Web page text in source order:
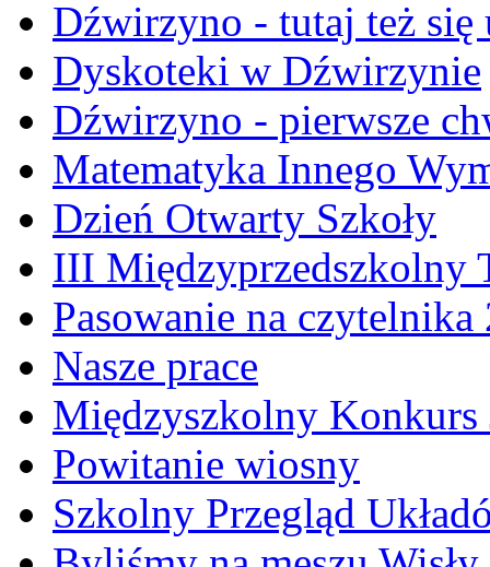
Dźwirzyno - tutaj też się
Dyskoteki w Dźwirzynie
Dźwirzyno - pierwsze
Matematyka Innego
Dzień Otwarty Szkoły
III Międzyprzedszkolny
Pasowanie na czytelnika
Nasze prace
Międzyszkolny
Powitanie wiosny
Szkolny Przegląd